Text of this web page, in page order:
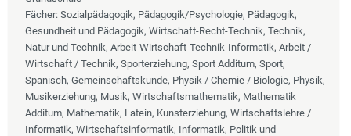
Fächer: Sozialpädagogik, Pädagogik/Psychologie, Pädagogik,
Gesundheit und Pädagogik, Wirtschaft-Recht-Technik, Technik,
Natur und Technik, Arbeit-Wirtschaft-Technik-Informatik, Arbeit /
Wirtschaft / Technik, Sporterziehung, Sport Additum, Sport,
Spanisch, Gemeinschaftskunde, Physik / Chemie / Biologie, Physik,
Musikerziehung, Musik, Wirtschaftsmathematik, Mathematik
Additum, Mathematik, Latein, Kunsterziehung, Wirtschaftslehre /
Informatik, Wirtschaftsinformatik, Informatik, Politik und